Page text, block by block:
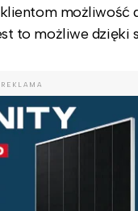
możliwość
to możliwe dzięki
REKLAMA